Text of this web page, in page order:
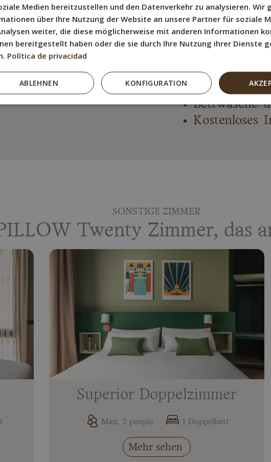
Bügeleisen
Privates
Wärmepumpe
Elektrischer
Bettwäsche
Kostenloses
SONSTIGE ZIMMER
Twenty Zimmer, das
Superior Doppelzimmer
Max. 2 people 1 Doppelbett
Mehr sehen
Medien bereitzustellen und den Datenverkehr zu analysieren. Wir
über Ihre Nutzung der Website an unsere Partner für soziale
weiter, die diese möglicherweise mit anderen Informationen
bereitgestellt haben oder die sie durch Ihre Nutzung ihrer Dienste
Política de privacidad
ABLEHNEN KONFIGURATION